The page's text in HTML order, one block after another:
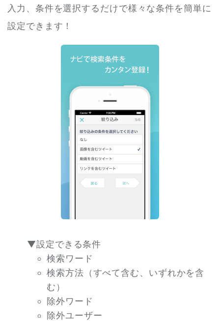
入力、条件を選択するだけで様々な条件を簡単に
設定できます！
▼設定できる条件
検索ワード
検索方法（すべて含む、いずれかを含
む）
除外ワード
除外ユーザー